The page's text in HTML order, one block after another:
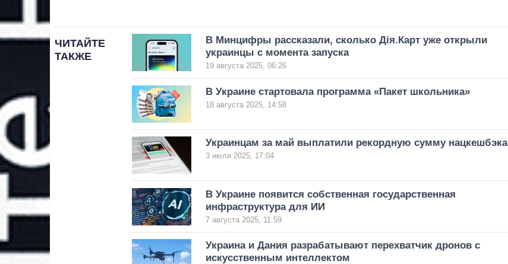
ЧИТАЙТЕ
ТАКЖЕ
В Минцифры рассказали, сколько Дія.Карт уже открыли
украинцы с момента запуска
19 августа 2025, 06:26
В Украине стартовала программа «Пакет школьника»
18 августа 2025, 14:58
Украинцам за май выплатили рекордную сумму нацкешбэка
3 июля 2025, 17:04
В Украине появится собственная государственная
инфраструктура для ИИ
7 августа 2025, 11:59
Украина и Дания разрабатывают перехватчик дронов с
искусственным интеллектом